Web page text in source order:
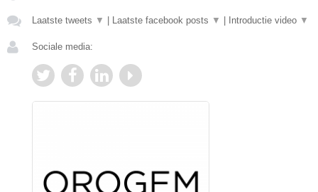
Laatste tweets ▼ Laatste facebook posts ▼ Introductie video ▼
Sociale media: